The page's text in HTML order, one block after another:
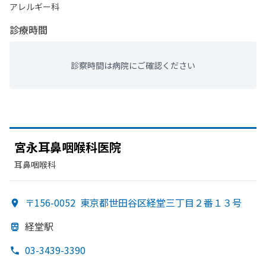
アレルギー科
診療時間
診察時間は病院にご確認ください
宮永耳鼻咽喉科医院
耳鼻咽喉科
〒156-0052 東京都世田谷区経堂三丁目２番１３号
経堂駅
03-3439-3390